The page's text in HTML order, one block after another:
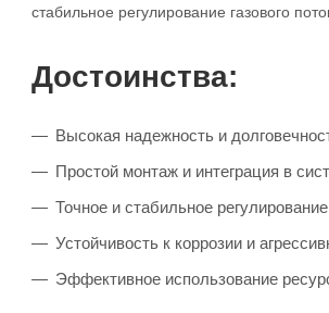
стабильное регулирование газового
Достоинства:
Высокая надежность и
Простой монтаж и интеграция в
Точное и стабильное регулирование
Устойчивость к коррозии и
Эффективное использование